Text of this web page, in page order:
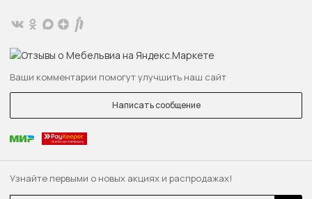
Узнайте первыми о новых акциях и распродажах!
Ваши комментарии помогут улучшить наш сайт
Написать сообщение